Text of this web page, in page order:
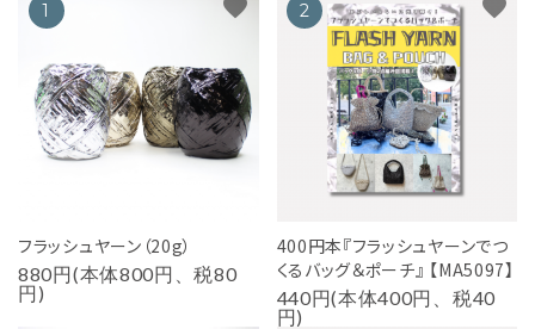
フラッシュヤーン（20g）
880円(本体800円、税80
円)
favorite
400円本『フラッシュヤーンでつ
くるバッグ＆ポーチ』 【MA5097】
440円(本体400円、税40
円)
favorite